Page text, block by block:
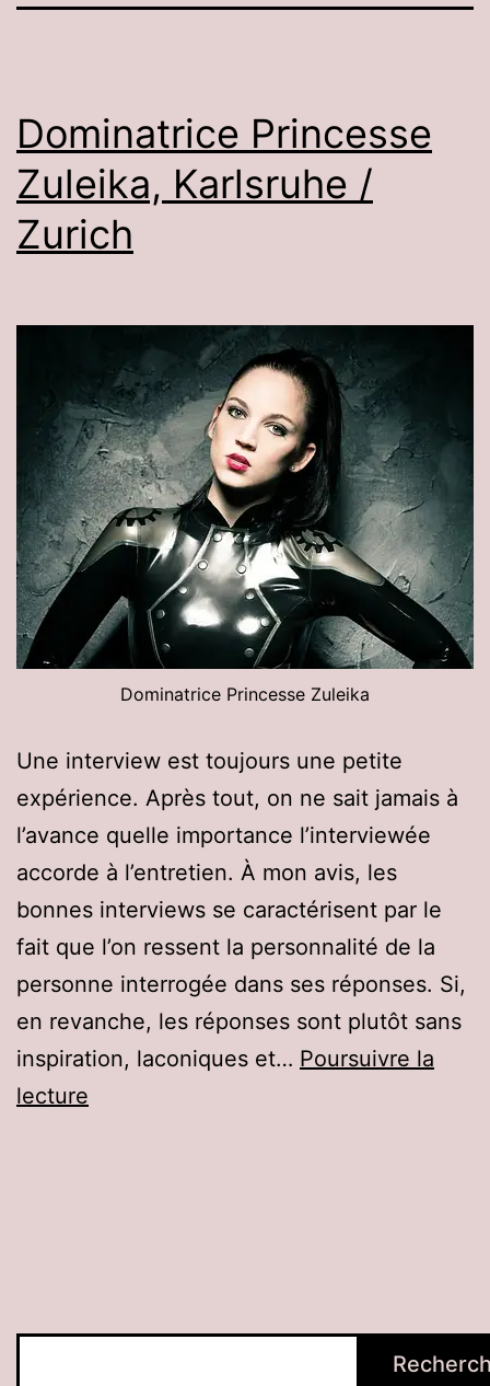
Dominatrice Princesse
Zuleika, Karlsruhe /
Zurich
Dominatrice Princesse Zuleika
Une interview est toujours une petite
expérience. Après tout, on ne sait jamais à
l’avance quelle importance l’interviewée
accorde à l’entretien. À mon avis, les
bonnes interviews se caractérisent par le
fait que l’on ressent la personnalité de la
personne interrogée dans ses réponses. Si,
en revanche, les réponses sont plutôt sans
inspiration, laconiques et… Poursuivre la
lecture